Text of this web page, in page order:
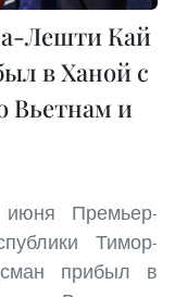
Лешти Кай
в Ханой с
Вьетнам и
Премьер-
Тимор-
прибыл в